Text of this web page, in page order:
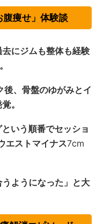
痩せ」体験談
にジムも整体も経験
後、骨盤のゆがみとイ
。
という順番でセッショ
エストマイナス7cm
ようになった」と大